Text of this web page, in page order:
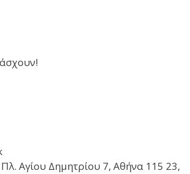
Αγίου Δημητρίου 7, Αθήνα 115 23,